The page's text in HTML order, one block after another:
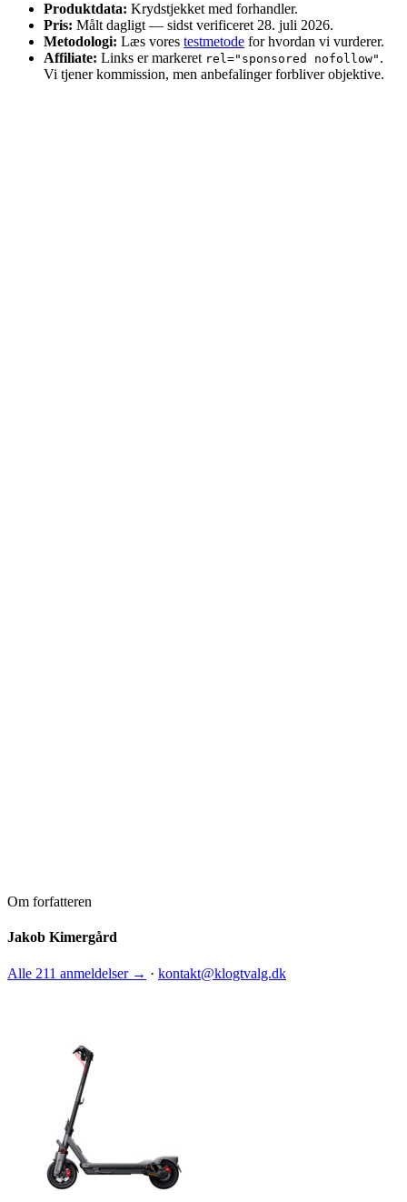
Produktdata: Krydstjekket med forhandler.
Pris: Målt dagligt — sidst verificeret 28. juli 2026.
Metodologi: Læs vores testmetode for hvordan vi vurderer.
Affiliate: Links er markeret rel="sponsored nofollow" .
Vi tjener kommission, men anbefalinger forbliver objektive.
Om forfatteren
Jakob Kimergård
Alle 211 anmeldelser → · kontakt@klogtvalg.dk